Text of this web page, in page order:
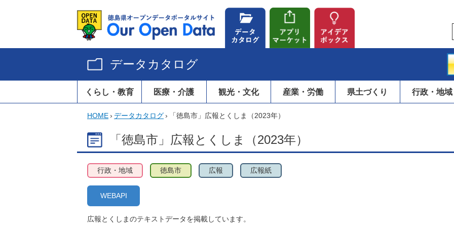
データカタログ
くらし・教育 医療・介護 観光・文化 産業・労働 県土づくり 行政・地域
HOME› データカタログ› 「徳島市」広報とくしま（2023年）
「徳島市」広報とくしま（2023年）
行政・地域 徳島市 広報 広報紙
WEBAPI
広報とくしまのテキストデータを掲載しています。